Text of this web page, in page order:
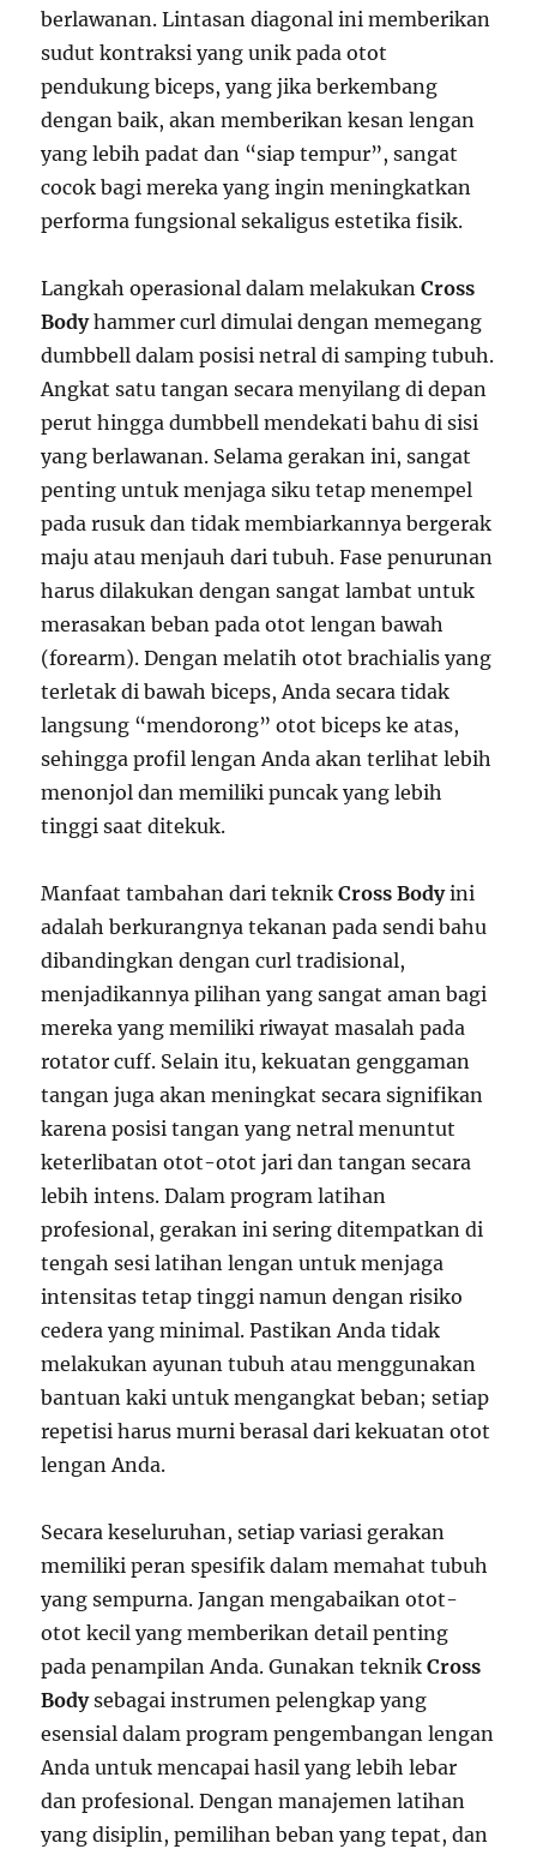
berlawanan. Lintasan diagonal ini memberikan
sudut kontraksi yang unik pada otot
pendukung biceps, yang jika berkembang
dengan baik, akan memberikan kesan lengan
yang lebih padat dan “siap tempur”, sangat
cocok bagi mereka yang ingin meningkatkan
performa fungsional sekaligus estetika fisik.
Langkah operasional dalam melakukanCross
Bodyhammer curl dimulai dengan memegang
dumbbell dalam posisi netral di samping tubuh.
Angkat satu tangan secara menyilang di depan
perut hingga dumbbell mendekati bahu di sisi
yang berlawanan. Selama gerakan ini, sangat
penting untuk menjaga siku tetap menempel
pada rusuk dan tidak membiarkannya bergerak
maju atau menjauh dari tubuh. Fase penurunan
harus dilakukan dengan sangat lambat untuk
merasakan beban pada otot lengan bawah
(forearm). Dengan melatih otot brachialis yang
terletak di bawah biceps, Anda secara tidak
langsung “mendorong” otot biceps ke atas,
sehingga profil lengan Anda akan terlihat lebih
menonjol dan memiliki puncak yang lebih
tinggi saat ditekuk.
Manfaat tambahan dari teknikCross Bodyini
adalah berkurangnya tekanan pada sendi bahu
dibandingkan dengan curl tradisional,
menjadikannya pilihan yang sangat aman bagi
mereka yang memiliki riwayat masalah pada
rotator cuff. Selain itu, kekuatan genggaman
tangan juga akan meningkat secara signifikan
karena posisi tangan yang netral menuntut
keterlibatan otot-otot jari dan tangan secara
lebih intens. Dalam program latihan
profesional, gerakan ini sering ditempatkan di
tengah sesi latihan lengan untuk menjaga
intensitas tetap tinggi namun dengan risiko
cedera yang minimal. Pastikan Anda tidak
melakukan ayunan tubuh atau menggunakan
bantuan kaki untuk mengangkat beban; setiap
repetisi harus murni berasal dari kekuatan otot
lengan Anda.
Secara keseluruhan, setiap variasi gerakan
memiliki peran spesifik dalam memahat tubuh
yang sempurna. Jangan mengabaikan otot-
otot kecil yang memberikan detail penting
pada penampilan Anda. Gunakan teknikCross
Bodysebagai instrumen pelengkap yang
esensial dalam program pengembangan lengan
Anda untuk mencapai hasil yang lebih lebar
dan profesional. Dengan manajemen latihan
yang disiplin, pemilihan beban yang tepat, dan